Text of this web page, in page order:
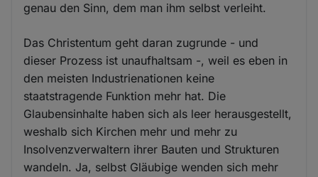
genau den Sinn, dem man ihm selbst verleiht.
Das Christentum geht daran zugrunde - und
dieser Prozess ist unaufhaltsam -, weil es eben in
den meisten Industrienationen keine
staatstragende Funktion mehr hat. Die
Glaubensinhalte haben sich als leer herausgestellt,
weshalb sich Kirchen mehr und mehr zu
Insolvenzverwaltern ihrer Bauten und Strukturen
wandeln. Ja, selbst Gläubige wenden sich mehr